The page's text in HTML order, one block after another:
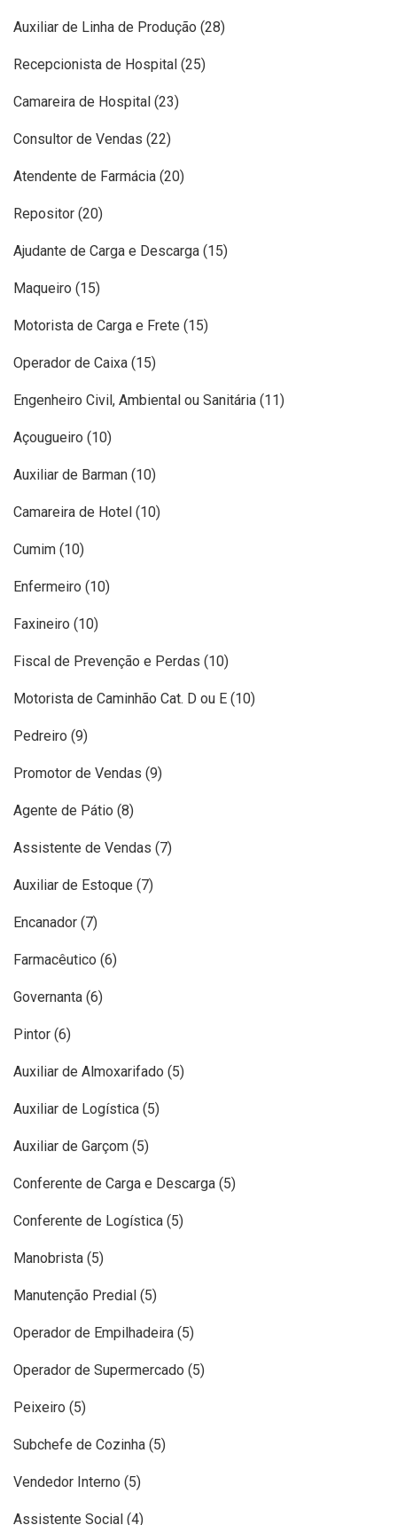
Auxiliar de Linha de Produção (28)
Recepcionista de Hospital (25)
Camareira de Hospital (23)
Consultor de Vendas (22)
Atendente de Farmácia (20)
Repositor (20)
Ajudante de Carga e Descarga (15)
Maqueiro (15)
Motorista de Carga e Frete (15)
Operador de Caixa (15)
Engenheiro Civil, Ambiental ou Sanitária (11)
Açougueiro (10)
Auxiliar de Barman (10)
Camareira de Hotel (10)
Cumim (10)
Enfermeiro (10)
Faxineiro (10)
Fiscal de Prevenção e Perdas (10)
Motorista de Caminhão Cat. D ou E (10)
Pedreiro (9)
Promotor de Vendas (9)
Agente de Pátio (8)
Assistente de Vendas (7)
Auxiliar de Estoque (7)
Encanador (7)
Farmacêutico (6)
Governanta (6)
Pintor (6)
Auxiliar de Almoxarifado (5)
Auxiliar de Logística (5)
Auxiliar de Garçom (5)
Conferente de Carga e Descarga (5)
Conferente de Logística (5)
Manobrista (5)
Manutenção Predial (5)
Operador de Empilhadeira (5)
Operador de Supermercado (5)
Peixeiro (5)
Subchefe de Cozinha (5)
Vendedor Interno (5)
Assistente Social (4)